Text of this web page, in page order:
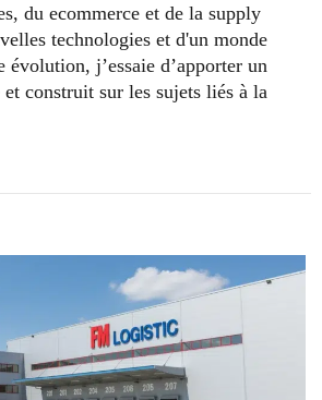
du ecommerce et de la supply
technologies et d'un monde
évolution, j’essaie d’apporter un
construit sur les sujets liés à la